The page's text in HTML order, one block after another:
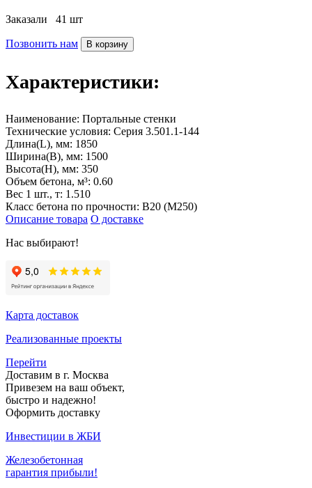
Заказали 41 шт
Позвонить нам В корзину
Характеристики:
Наименование: Портальные стенки
Технические условия: Серия 3.501.1-144
Длина(L), мм: 1850
Ширина(B), мм: 1500
Высота(H), мм: 350
Объем бетона, м³: 0.60
Вес 1 шт., т: 1.510
Класс бетона по прочности: B20 (M250)
Описание товара О доставке
Нас выбирают!
Карта доставок
Реализованные проекты
Перейти
Доставим в г. Москва
Привезем на ваш объект,
быстро и надежно!
Оформить доставку
Инвестиции в ЖБИ
Железобетонная
гарантия прибыли!